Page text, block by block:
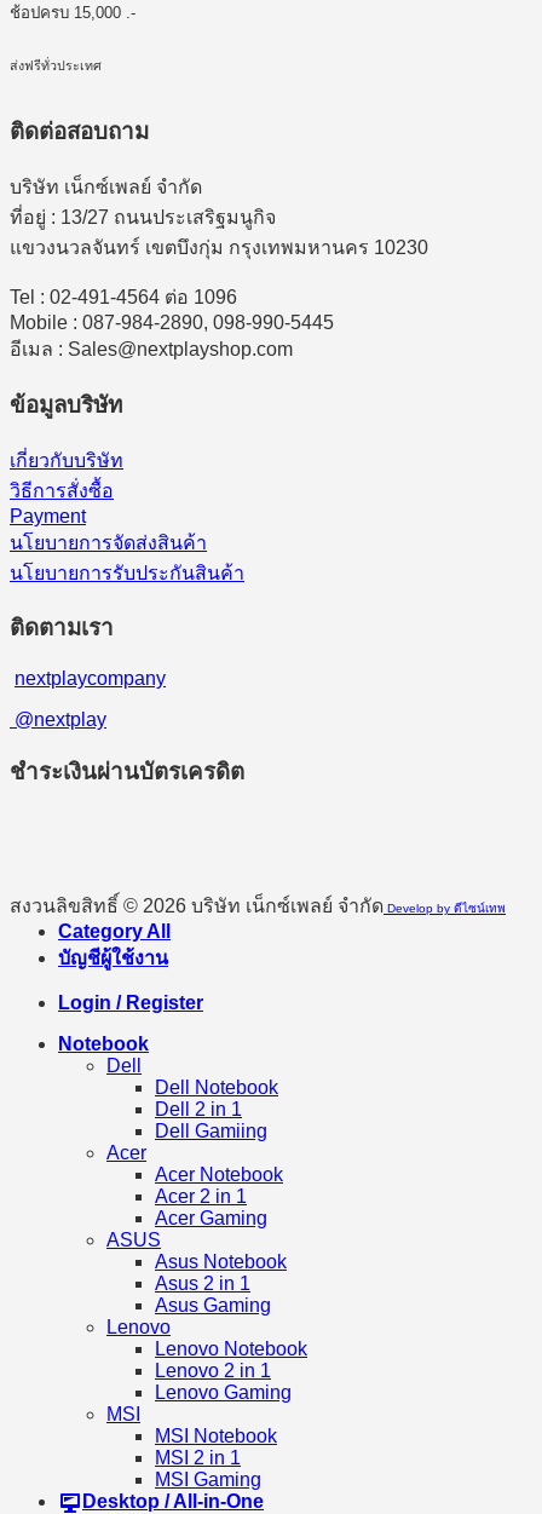
ช้อปครบ 15,000 .-
ส่งฟรีทั่วประเทศ
ติดต่อสอบถาม
บริษัท เน็กซ์เพลย์ จำกัด
ที่อยู่ : 13/27 ถนนประเสริฐมนูกิจ
แขวงนวลจันทร์ เขตบึงกุ่ม กรุงเทพมหานคร 10230
Tel : 02-491-4564 ต่อ 1096
Mobile : 087-984-2890, 098-990-5445
อีเมล : Sales@nextplayshop.com
ข้อมูลบริษัท
เกี่ยวกับบริษัท
วิธีการสั่งซื้อ
Payment
นโยบายการจัดส่งสินค้า
นโยบายการรับประกันสินค้า
ติดตามเรา
nextplaycompany
@nextplay
ชำระเงินผ่านบัตรเครดิต
สงวนลิขสิทธิ์ © 2026 บริษัท เน็กซ์เพลย์ จำกัด Develop by ดีไซน์เทพ
Category All
บัญชีผู้ใช้งาน
Login / Register
Notebook
Dell
Dell Notebook
Dell 2 in 1
Dell Gamiing
Acer
Acer Notebook
Acer 2 in 1
Acer Gaming
ASUS
Asus Notebook
Asus 2 in 1
Asus Gaming
Lenovo
Lenovo Notebook
Lenovo 2 in 1
Lenovo Gaming
MSI
MSI Notebook
MSI 2 in 1
MSI Gaming
Desktop / All-in-One